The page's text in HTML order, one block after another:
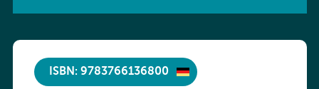
ISBN: 9783766136800